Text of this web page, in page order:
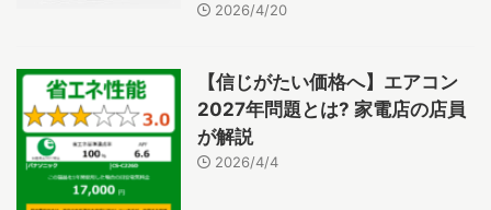
2026/4/20
【信じがたい価格へ】エアコン
2027年問題とは? 家電店の店員
が解説
2026/4/4